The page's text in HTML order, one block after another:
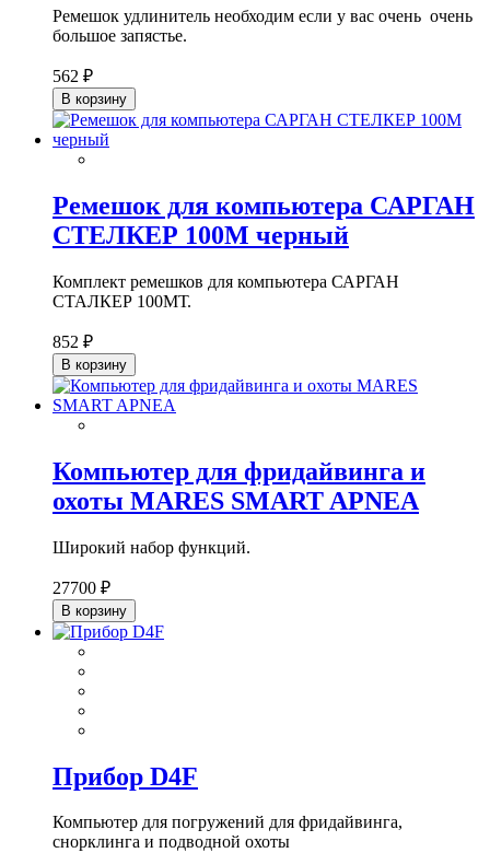
Ремешок удлинитель необходим если у вас очень очень
большое запястье.
562 ₽
В корзину
Ремешок для компьютера САРГАН
СТЕЛКЕР 100М черный
Комплект ремешков для компьютера САРГАН
СТАЛКЕР 100МТ.
852 ₽
В корзину
Компьютер для фридайвинга и
охоты MARES SMART APNEA
Широкий набор функций.
27700 ₽
В корзину
Прибор D4F
Компьютер для погружений для фридайвинга,
cнорклинга и подводной охоты